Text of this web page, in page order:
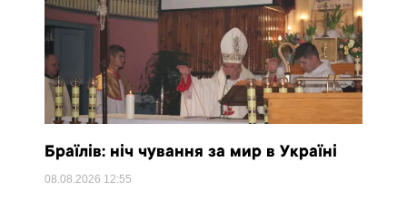
Браїлів: ніч чування за мир в Україні
08.08.2026 12:55